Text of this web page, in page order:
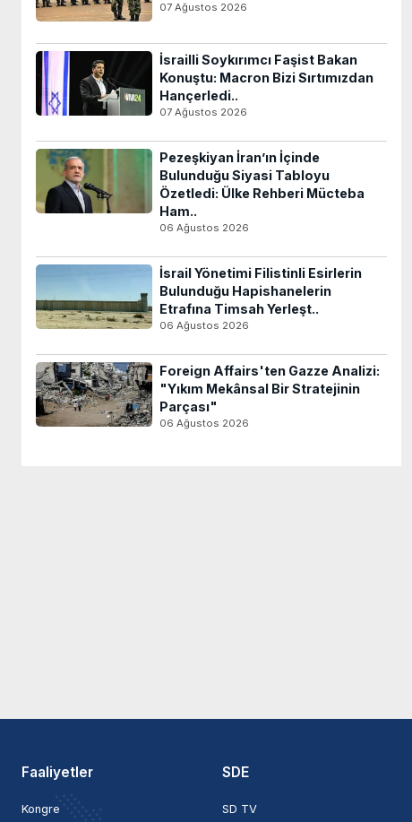
07 Ağustos 2026
İsrailli Soykırımcı Faşist Bakan
Konuştu: Macron Bizi Sırtımızdan
Hançerledi..
07 Ağustos 2026
Pezeşkiyan İran’ın İçinde
Bulunduğu Siyasi Tabloyu
Özetledi: Ülke Rehberi Mücteba
Ham..
06 Ağustos 2026
İsrail Yönetimi Filistinli Esirlerin
Bulunduğu Hapishanelerin
Etrafına Timsah Yerleşt..
06 Ağustos 2026
Foreign Affairs'ten Gazze Analizi:
"Yıkım Mekânsal Bir Stratejinin
Parçası"
06 Ağustos 2026
Faaliyetler
Kongre
SDE
SD TV